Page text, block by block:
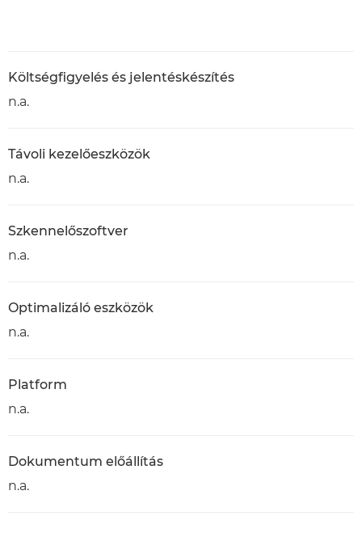
Költségfigyelés és jelentéskészítés
n.a.
Távoli kezelőeszközök
n.a.
Szkennelőszoftver
n.a.
Optimalizáló eszközök
n.a.
Platform
n.a.
Dokumentum előállítás
n.a.